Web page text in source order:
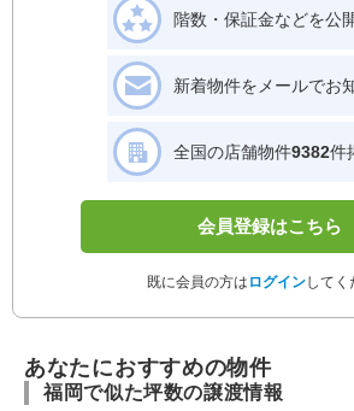
階数・保証金などを公
新着物件をメールでお
全国の店舗物件9382件
会員登録はこちら
既に会員の方は ログインしてく
あなたにおすすめの物件
福岡で似た坪数の譲渡情報